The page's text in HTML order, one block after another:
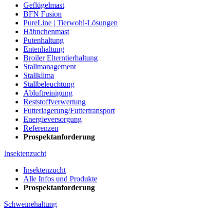
Geflügelmast
BFN Fusion
PureLine | Tierwohl-Lösungen
Hähnchenmast
Putenhaltung
Entenhaltung
Broiler Elterntierhaltung
Stallmanagement
Stallklima
Stallbeleuchtung
Abluftreinigung
Reststoffverwertung
Futterlagerung/Futtertransport
Energieversorgung
Referenzen
Prospektanforderung
Insektenzucht
Insektenzucht
Alle Infos und Produkte
Prospektanforderung
Schweinehaltung